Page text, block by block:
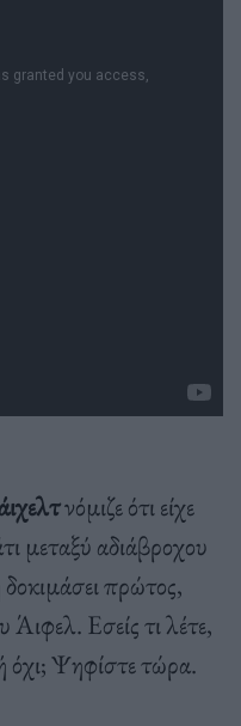
νόμιζε ότι είχε
μεταξύ αδιάβροχου
δοκιμάσει πρώτος,
Εσείς τι λέτε,
όχι; Ψηφίστε τώρα.